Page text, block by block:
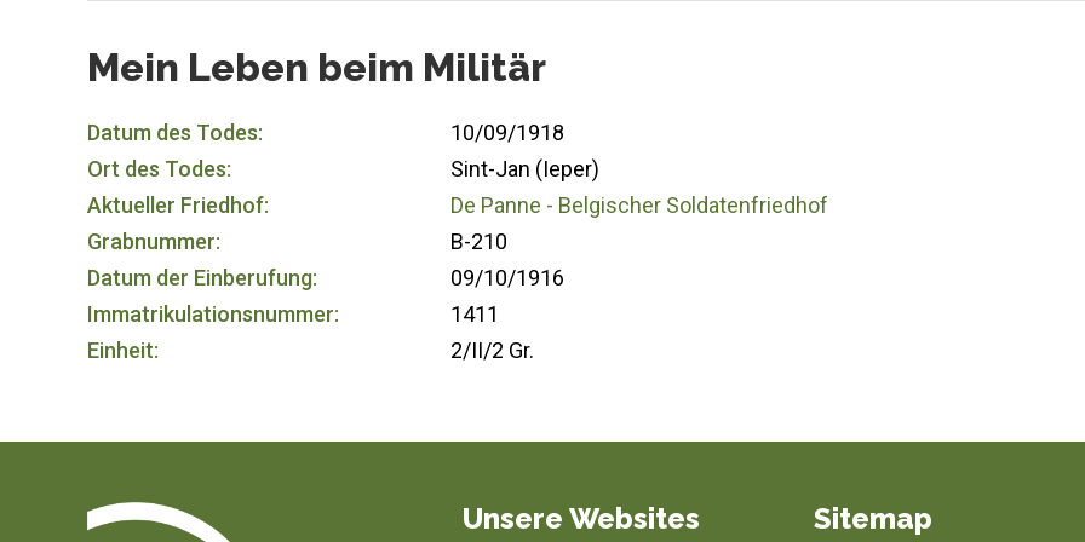
Mein Leben beim Militär
Datum des Todes:
10/09/1918
Ort des Todes:
Sint-Jan (Ieper)
Aktueller Friedhof:
De Panne - Belgischer Soldatenfriedhof
Grabnummer:
B-210
Datum der Einberufung:
09/10/1916
Immatrikulationsnummer:
1411
Einheit:
2/II/2 Gr.
Unsere Websites Sitemap